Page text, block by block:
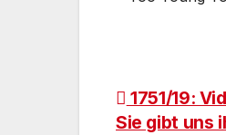
1751/19:
Sie gibt uns